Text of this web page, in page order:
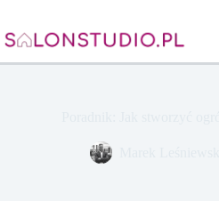
treści